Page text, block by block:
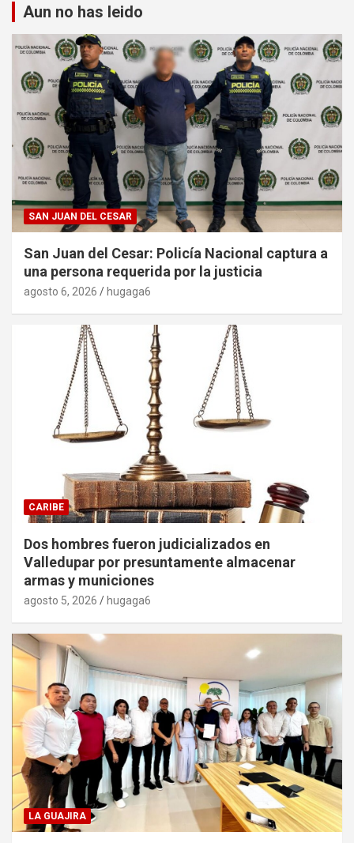
Aun no has leido
SAN JUAN DEL CESAR
San Juan del Cesar: Policía Nacional captura a
una persona requerida por la justicia
agosto 6, 2026 hugaga6
CARIBE
Dos hombres fueron judicializados en
Valledupar por presuntamente almacenar
armas y municiones
agosto 5, 2026 hugaga6
LA GUAJIRA